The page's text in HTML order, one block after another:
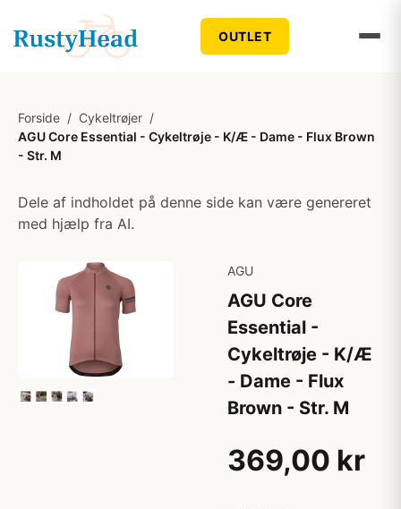
OUTLET
Forside / Cykeltrøjer /
AGU Core Essential - Cykeltrøje - K/Æ - Dame - Flux Brown
- Str. M
Dele af indholdet på denne side kan være genereret
med hjælp fra AI.
AGU
AGU Core
Essential -
Cykeltrøje - K/Æ
- Dame - Flux
Brown - Str. M
369,00 kr